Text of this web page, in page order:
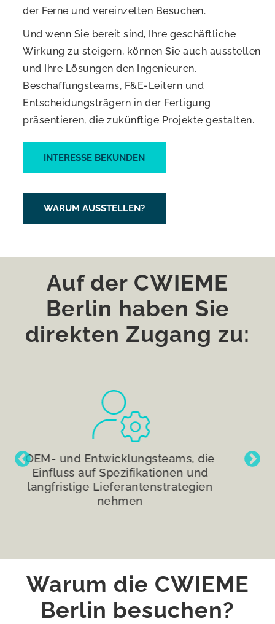
der Ferne und vereinzelten Besuchen.
Und wenn Sie bereit sind, Ihre geschäftliche
Wirkung zu steigern, können Sie auch ausstellen
und Ihre Lösungen den Ingenieuren,
Beschaffungsteams, F&E-Leitern und
Entscheidungsträgern in der Fertigung
präsentieren, die zukünftige Projekte gestalten.
INTERESSE BEKUNDEN
WARUM AUSSTELLEN?
Auf der CWIEME
Berlin haben Sie
direkten Zugang zu:
Ein direkter Vergleich von Anbietern
und Konzepten für Motoren,
Transformatoren, Generatoren und
Netzanwendungen
Warum die CWIEME
Berlin besuchen?